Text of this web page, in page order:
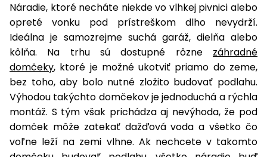
Náradie, ktoré necháte niekde vo vlhkej pivnici alebo
opreté vonku pod prístreškom dlho nevydrží.
Ideálna je samozrejme suchá garáž, dielňa alebo
kôlňa. Na trhu sú dostupné rôzne záhradné
domčeky, ktoré je možné ukotviť priamo do zeme,
bez toho, aby bolo nutné zložito budovať podlahu.
Výhodou takýchto domčekov je jednoduchá a rýchla
montáž. S tým však prichádza aj nevýhoda, že pod
domček môže zatekať dažďová voda a všetko čo
voľne leží na zemi vlhne. Ak nechcete v takomto